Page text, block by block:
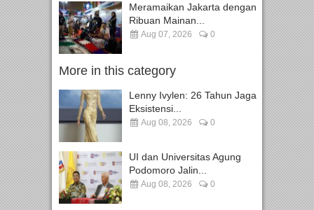
Meramaikan Jakarta dengan
Ribuan Mainan...
Aug 07, 2026 0
More in this category
Lenny Ivylen: 26 Tahun Jaga
Eksistensi...
Aug 08, 2026 0
UI dan Universitas Agung
Podomoro Jalin...
Aug 08, 2026 0